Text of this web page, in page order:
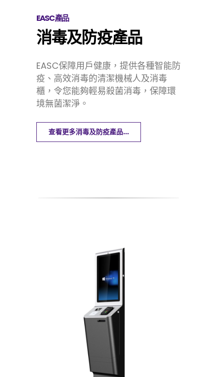
EASC產品
消毒及防疫產品
EASC保障用戶健康，提供各種智能防
疫、高效消毒的清潔機械人及消毒
櫃，令您能夠輕易殺菌消毒，保障環
境無菌潔淨。
查看更多消毒及防疫產品...